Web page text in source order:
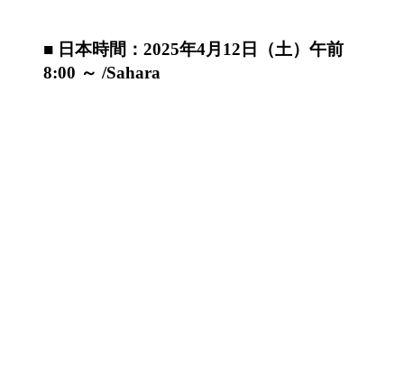
■ 日本時間：2025年4月12日（土）午前
8:00 ～ /Sahara